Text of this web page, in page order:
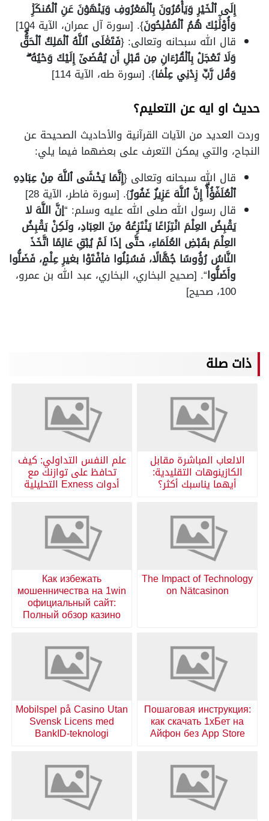
إِلَى ٱلۡخَيۡرِ وَيَأۡمُرُونَ بِٱلۡمَعۡرُوفِ وَيَنۡهَوۡنَ عَنِ ٱلۡمُنكَرِۚ
وَأُوْلَٰٓئِكَ هُمُ ٱلۡمُفۡلِحُونَ}. [سورة آل عمران، الآية 104]
قال الله سبحانه وتعالى: {فَتَعَٰلَى ٱللَّهُ ٱلۡمَلِكُ ٱلۡحَقُّۗ
وَلَا تَعۡجَلۡ بِٱلۡقُرۡءَانِ مِن قَبۡلِ أَن يُقۡضَىٰٓ إِلَيۡكَ وَحۡيُهُۥۖ
وَقُل رَّبِّ زِدۡنِي عِلۡمٗا}. [سورة طه، الآية 114]
حديث او ايه عن التعليم؟
وردت العديد من الآيات القرآنية والأحاديث الصحيحة عن
النجاح، والتي يمكن التعرف على بعضهما فيما يلي:
قال الله سبحانه وتعالى {إِنَّمَا يَخۡشَى ٱللَّهَ مِنۡ عِبَادِهِ
ٱلۡعُلَمَٰٓؤُاْۗ إِنَّ ٱللَّهَ عَزِيزٌ غَفُورٌ}. [سورة فاطر، الآية 28]
قال رسول الله صلى الله عليه وسلم: “إنَّ اللَّهَ لا
يَقْبِضُ العِلْمَ انْتِزَاعًا يَنْتَزِعُهُ مِنَ العِبَادِ، ولَكِنْ يَقْبِضُ
العِلْمَ بقَبْضِ العُلَمَاءِ، حتَّى إذَا لَمْ يُبْقِ عَالِمًا اتَّخَذَ
النَّاسُ رُؤُوسًا جُهَّالًا، فَسُئِلُوا فأفْتَوْا بغيرِ عِلْمٍ، فَضَلُّوا
وأَضَلُّوا“. [صحيح البخاري، البخاري، عبد الله بن عمرو،
100، صحيح]
ذات صلة
الالعاب المباشرة مقابل
الكازينوهات التقليدية:
أيهما يناسبك أكثر؟
علم النفس التداولي: كيف
تحافظ على توازنك مع
أدوات Exness التحليلية
The Impact of Technology
on Nätcasinon
Как избежать
мошенничества на 1win
официальный сайт:
Полный обзор казино
Пошаговая инструкция:
как скачать 1хБет на
Айфон без App Store
Mobilspel på Casino Utan
Svensk Licens med
BankID-teknologi